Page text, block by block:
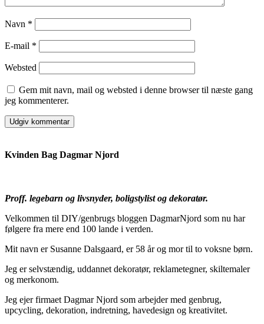
Navn *
E-mail *
Websted
Gem mit navn, mail og websted i denne browser til næste gang
jeg kommenterer.
Kvinden Bag Dagmar Njord
Proff. legebarn og livsnyder, boligstylist og dekoratør.
Velkommen til DIY/genbrugs bloggen DagmarNjord som nu har
følgere fra mere end 100 lande i verden.
Mit navn er Susanne Dalsgaard, er 58 år og mor til to voksne børn.
Jeg er selvstændig, uddannet dekoratør, reklametegner, skiltemaler
og merkonom.
Jeg ejer firmaet Dagmar Njord som arbejder med genbrug,
upcycling, dekoration, indretning, havedesign og kreativitet.